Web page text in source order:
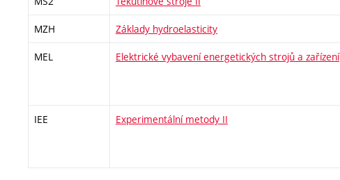
MZH Základy hydroelasticity
MEL Elektrické vybavení energetických strojů a zařízení
IEE Experimentální metody II